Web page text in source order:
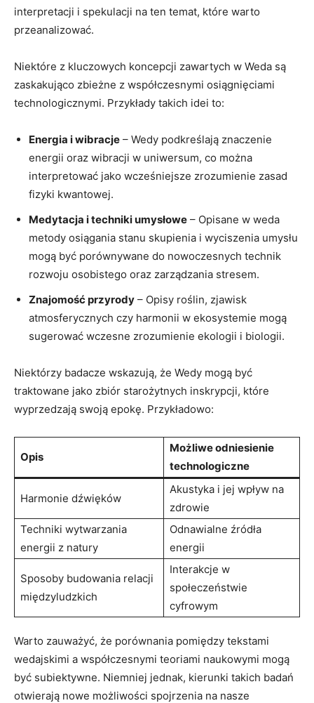
interpretacji i spekulacji na ten temat, które warto
przeanalizować.
Niektóre z kluczowych koncepcji zawartych w Weda są
zaskakująco zbieżne z współczesnymi osiągnięciami
technologicznymi. Przykłady takich idei to:
Energia i wibracje – Wedy podkreślają znaczenie
energii oraz wibracji w uniwersum, co można
interpretować jako wcześniejsze zrozumienie zasad
fizyki kwantowej.
Medytacja i techniki umysłowe – Opisane w weda
metody osiągania stanu skupienia i wyciszenia umysłu
mogą być porównywane do nowoczesnych technik
rozwoju osobistego oraz zarządzania stresem.
Znajomość przyrody – Opisy roślin, zjawisk
atmosferycznych czy harmonii w ekosystemie mogą
sugerować wczesne zrozumienie ekologii i biologii.
Niektórzy badacze wskazują, że Wedy mogą być
traktowane jako zbiór starożytnych inskrypcji, które
wyprzedzają swoją epokę. Przykładowo:
Opis
Możliwe odniesienie
technologiczne
Harmonie dźwięków
Akustyka i jej wpływ na
zdrowie
Techniki wytwarzania
energii z natury
Odnawialne źródła
energii
Sposoby budowania relacji
międzyludzkich
Interakcje w
społeczeństwie
cyfrowym
Warto zauważyć, że porównania pomiędzy tekstami
wedajskimi a współczesnymi teoriami naukowymi mogą
być subiektywne. Niemniej jednak, kierunki takich badań
otwierają nowe możliwości spojrzenia na nasze